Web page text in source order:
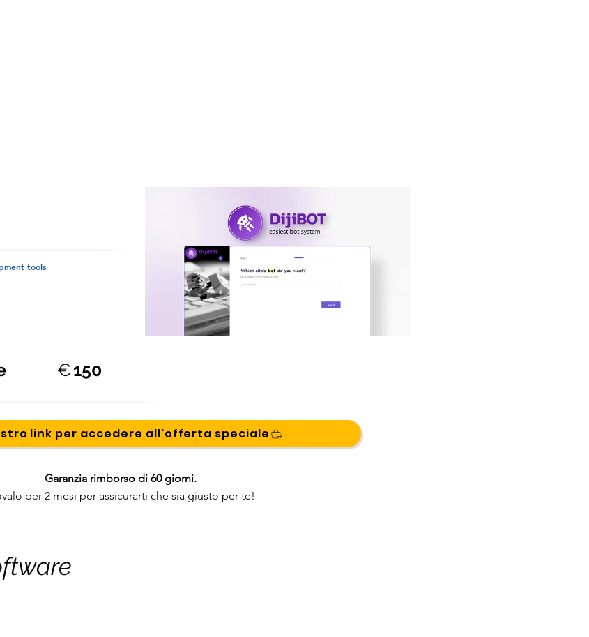
tools
150
€
link per accedere all'offerta speciale
Garanzia rimborso di 60 giorni.
per 2 mesi per assicurarti che sia giusto per te!